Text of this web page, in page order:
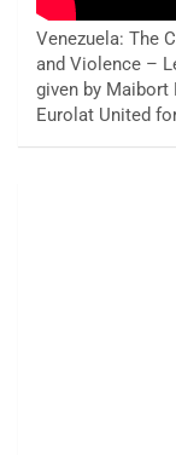
Venezuela: The
and Violence –
given by Maibort
Eurolat United